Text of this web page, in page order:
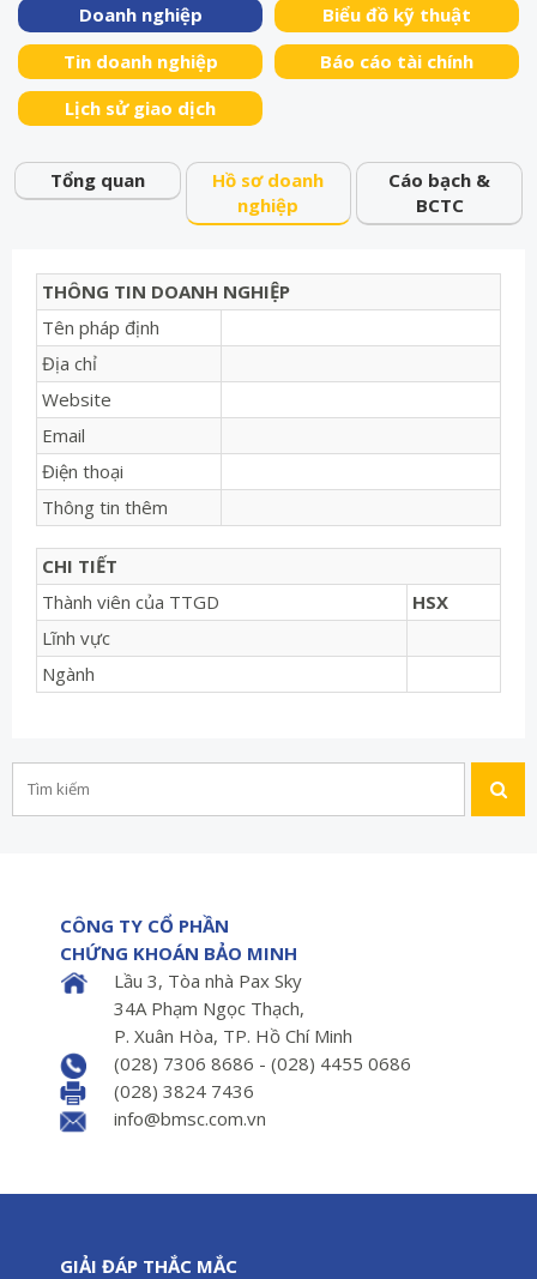
Doanh nghiệp
Biểu đồ kỹ thuật
Tin doanh nghiệp
Báo cáo tài chính
Lịch sử giao dịch
Tổng quan
Hồ sơ doanh
nghiệp
Cáo bạch &
BCTC
THÔNG TIN DOANH NGHIỆP
Tên pháp định
Địa chỉ
Website
Email
Điện thoại
Thông tin thêm
CHI TIẾT
Thành viên của TTGD
HSX
Lĩnh vực
Ngành
CÔNG TY CỔ PHẦN
CHỨNG KHOÁN BẢO MINH
Lầu 3, Tòa nhà Pax Sky
34A Phạm Ngọc Thạch,
P. Xuân Hòa, TP. Hồ Chí Minh
(028) 7306 8686 - (028) 4455 0686
(028) 3824 7436
info@bmsc.com.vn
GIẢI ĐÁP THẮC MẮC